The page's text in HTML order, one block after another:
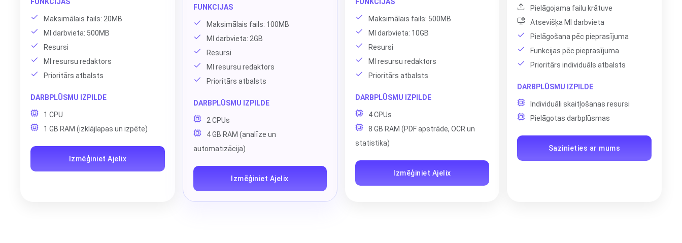
Maksimālais fails: 20MB
MI darbvieta: 500MB
Resursi
MI resursu redaktors
Prioritārs atbalsts
DARBPLŪSMU IZPILDE
1 CPU
1 GB RAM (izklājlapas un izpēte)
Izmēģiniet Ajelix
FUNKCIJAS
Maksimālais fails: 100MB
MI darbvieta: 2GB
Resursi
MI resursu redaktors
Prioritārs atbalsts
DARBPLŪSMU IZPILDE
2 CPUs
4 GB RAM (analīze un
automatizācija)
Izmēģiniet Ajelix
Maksimālais fails: 500MB
MI darbvieta: 10GB
Resursi
MI resursu redaktors
Prioritārs atbalsts
DARBPLŪSMU IZPILDE
4 CPUs
8 GB RAM (PDF apstrāde, OCR un
statistika)
Izmēģiniet Ajelix
Pielāgojama failu krātuve
Atsevišķa MI darbvieta
Pielāgošana pēc pieprasījuma
Funkcijas pēc pieprasījuma
Prioritārs individuāls atbalsts
DARBPLŪSMU IZPILDE
Individuāli skaitļošanas resursi
Pielāgotas darbplūsmas
Sazinieties ar mums